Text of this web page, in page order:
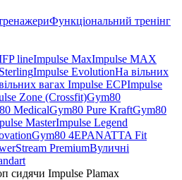
Функціональний тренінг
lineImpulse MaxImpulse MAX
Impulse EvolutionНа вільних
вагах Impulse ECPImpulse
Zone (Crossfit)Gym80
MedicalGym80 Pure KraftGym80
MasterImpulse Legend
Gym80 4EPANATTA Fit
PremiumВуличні
сидячи Impulse Plamax